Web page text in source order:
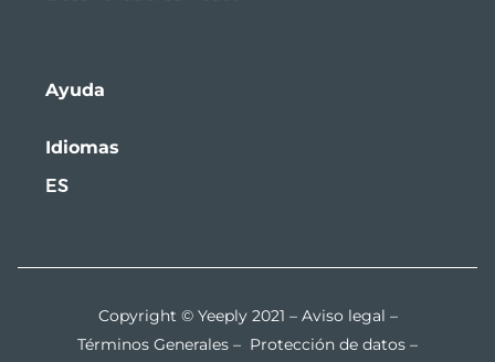
Ayuda
Idiomas
ES
Copyright © Yeeply 2021 – Aviso legal –
Términos Generales – Protección de datos –